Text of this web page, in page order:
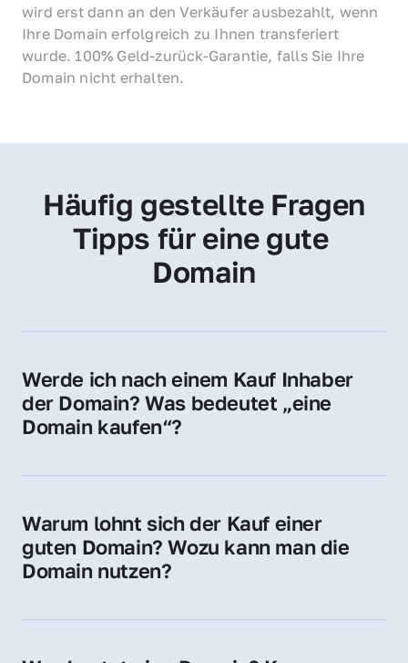
wird erst dann an den Verkäufer ausbezahlt, wenn
Ihre Domain erfolgreich zu Ihnen transferiert
wurde. 100% Geld-zurück-Garantie, falls Sie Ihre
Domain nicht erhalten.
Häufig gestellte Fragen
Tipps für eine gute
Domain
Werde ich nach einem Kauf Inhaber
der Domain? Was bedeutet „eine
Domain kaufen“?
Sie erhalten alle Rechte zur Nutzung,
Domain.
Warum lohnt sich der Kauf einer
guten Domain? Wozu kann man die
Domain nutzen?
Vertrauen und Markenwert. Nutzen Sie sie